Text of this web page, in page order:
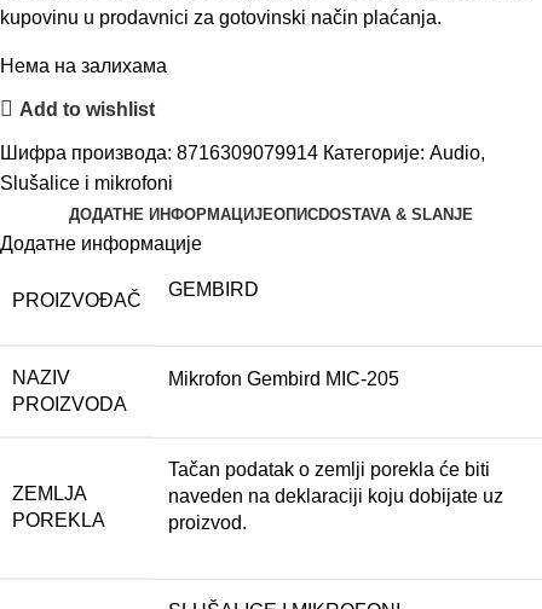
kupovinu u prodavnici za gotovinski način plaćanja.
Нема на залихама
Add to wishlist
Шифра производа: 8716309079914 Категорије: Audio,
Slušalice i mikrofoni
ДОДАТНЕ ИНФОРМАЦИЈЕОПИСDOSTAVA & SLANJE
Додатне информације
PROIZVOĐAČ
GEMBIRD
NAZIV
PROIZVODA
Mikrofon Gembird MIC-205
ZEMLJA
POREKLA
Tačan podatak o zemlji porekla će biti
naveden na deklaraciji koju dobijate uz
proizvod.